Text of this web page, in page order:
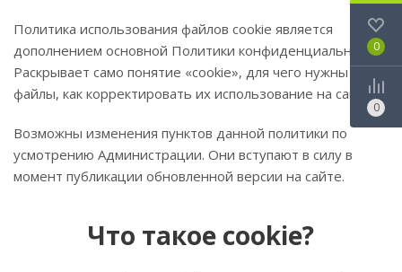
Политика использования файлов cookie является
дополнением основной Политики конфиденциальности.
Раскрывает само понятие «cookie», для чего нужны эти
файлы, как корректировать их использование на сайте.
Возможны изменения пунктов данной политики по
усмотрению Администрации. Они вступают в силу в
момент публикации обновленной версии на сайте.
Что такое cookie?
0
0